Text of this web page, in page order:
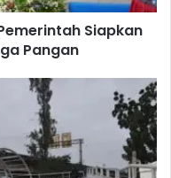
Siapkan
Pangan